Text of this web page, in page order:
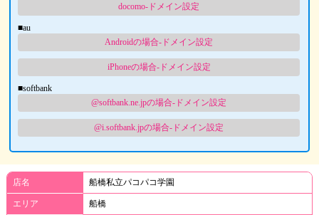
docomo-ドメイン設定
■au
Androidの場合-ドメイン設定
iPhoneの場合-ドメイン設定
■softbank
@softbank.ne.jpの場合-ドメイン設定
@i.softbank.jpの場合-ドメイン設定
店名 船橋私立パコパコ学園
エリア 船橋